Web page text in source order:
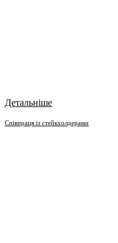
Детальніше
Співпраця із стейкхолдерами